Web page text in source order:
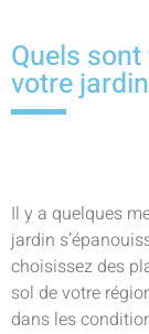
Quels
votre
Il y a quelques
jardin
choisissez des
sol de votre
dans les